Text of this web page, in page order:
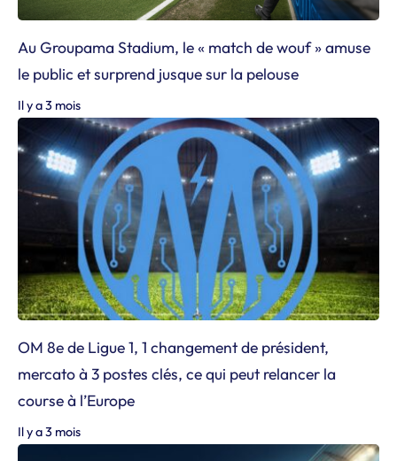
Au Groupama Stadium, le « match de wouf » amuse
le public et surprend jusque sur la pelouse
Il y a 3 mois
OM 8e de Ligue 1, 1 changement de président,
mercato à 3 postes clés, ce qui peut relancer la
course à l’Europe
Il y a 3 mois